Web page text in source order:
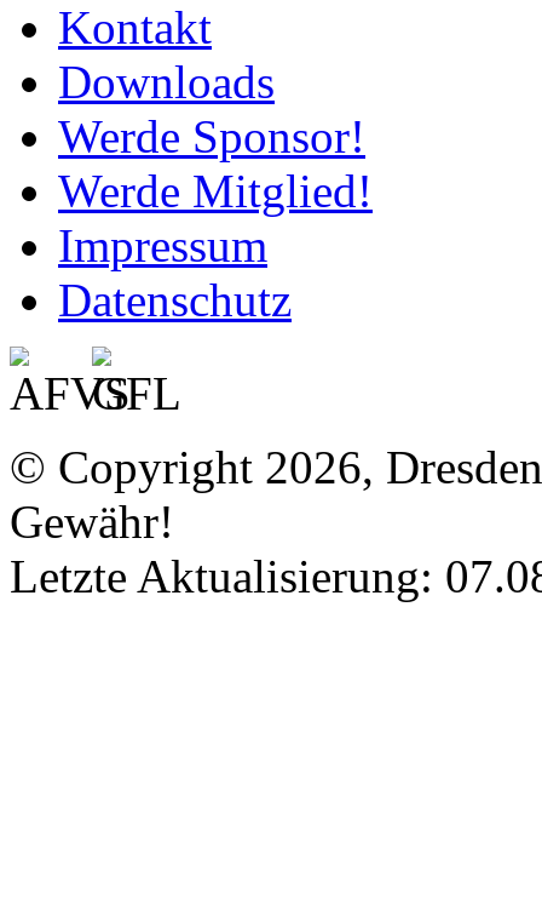
Kontakt
Downloads
Werde Sponsor!
Werde Mitglied!
Impressum
Datenschutz
© Copyright 2026,
Gewähr!
Letzte Aktualisierung: